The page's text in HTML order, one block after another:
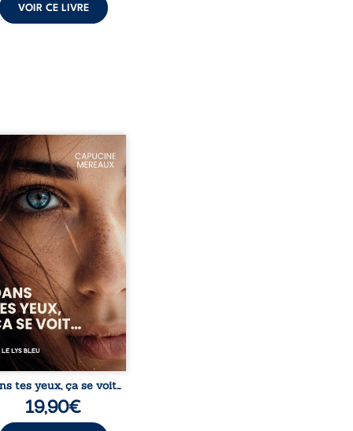
VOIR CE LIVRE
ans, Violette peine à
sa place dans la
Entre timidité,
et peur du
elle avance avec le
d’être différente,
comprendre pleinement
l’habite. Sa rencontre
Louise bouleverse ses
et fait naître en elle
émotions longtemps
Des années plus
alors qu’elle s’apprête à ...
tes yeux, ça se voit…
19,90€